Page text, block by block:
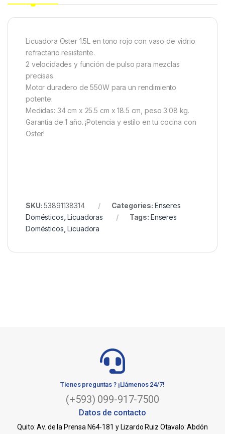
Licuadora Oster 1.5L en tono rojo con vaso de vidrio
refractario resistente.
2 velocidades y función de pulso para mezclas
precisas.
Motor duradero de 550W para un rendimiento
potente.
Medidas: 34 cm x 25.5 cm x 18.5 cm, peso 3.08 kg.
Garantía de 1 año. ¡Potencia y estilo en tu cocina con
Oster!
SKU:53891138314 Categories: Enseres
Domésticos ,Licuadoras Tags: Enseres
Domésticos ,Licuadora
Tienes preguntas ? ¡Llámenos 24/7!
(+593) 099-917-7500
Datos de contacto
Quito: Av. de la Prensa N64-181 y Lizardo Ruiz Otavalo: Abdón